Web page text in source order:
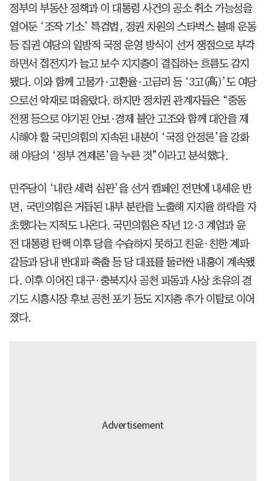
정부의 부동산 정책과 이 대통령 사건의 공소 취소 가능성을
열어둔 ‘조작 기소’ 특검법, 정권 차원의 스타벅스 불매 운동
등 집권 여당의 일방적 국정 운영 방식이 선거 쟁점으로 부각
하면서 접전지가 늘고 보수 지지층이 결집하는 흐름도 감지
됐다. 이와 함께 고물가·고환율·고금리 등 ‘3고(高)’도 여당
으로선 악재로 떠올랐다. 하지만 정치권 관계자들은 “중동
전쟁 등으로 야기된 안보·경제 불안 고조와 함께 대안을 제
시해야 할 국민의힘의 지속된 내분이 ‘국정 안정론’을 강화
해 야당의 ‘정부 견제론’을 누른 것”이라고 분석했다.
민주당이 ‘내란 세력 심판’을 선거 캠페인 전면에 내세운 반
면, 국민의힘은 거듭된 내부 분란을 노출해 지지율 하락을 자
초했다는 지적도 나온다. 국민의힘은 작년 12·3 계엄과 윤
전 대통령 탄핵 이후 당을 수습하지 못하고 친윤·친한 계파
갈등과 당내 반대파 축출 등 당 대표를 둘러싼 내홍이 계속됐
다. 이후 이어진 대구·충북지사 공천 파동과 사상 초유의 경
기도 시흥시장 후보 공천 포기 등도 지지층 추가 이탈로 이어
졌다.